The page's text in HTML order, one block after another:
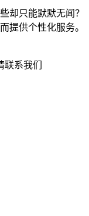
却只能默默无闻？
提供个性化服务。
系我们